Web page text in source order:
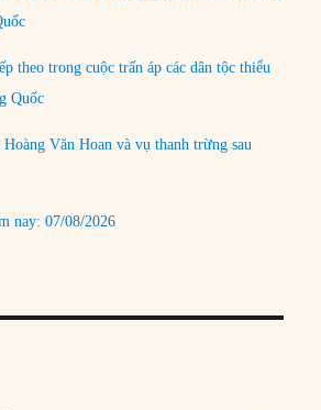
theo trong cuộc trấn áp các dân tộc thiểu
Quốc
Hoàng Văn Hoan và vụ thanh trừng sau
nay: 07/08/2026